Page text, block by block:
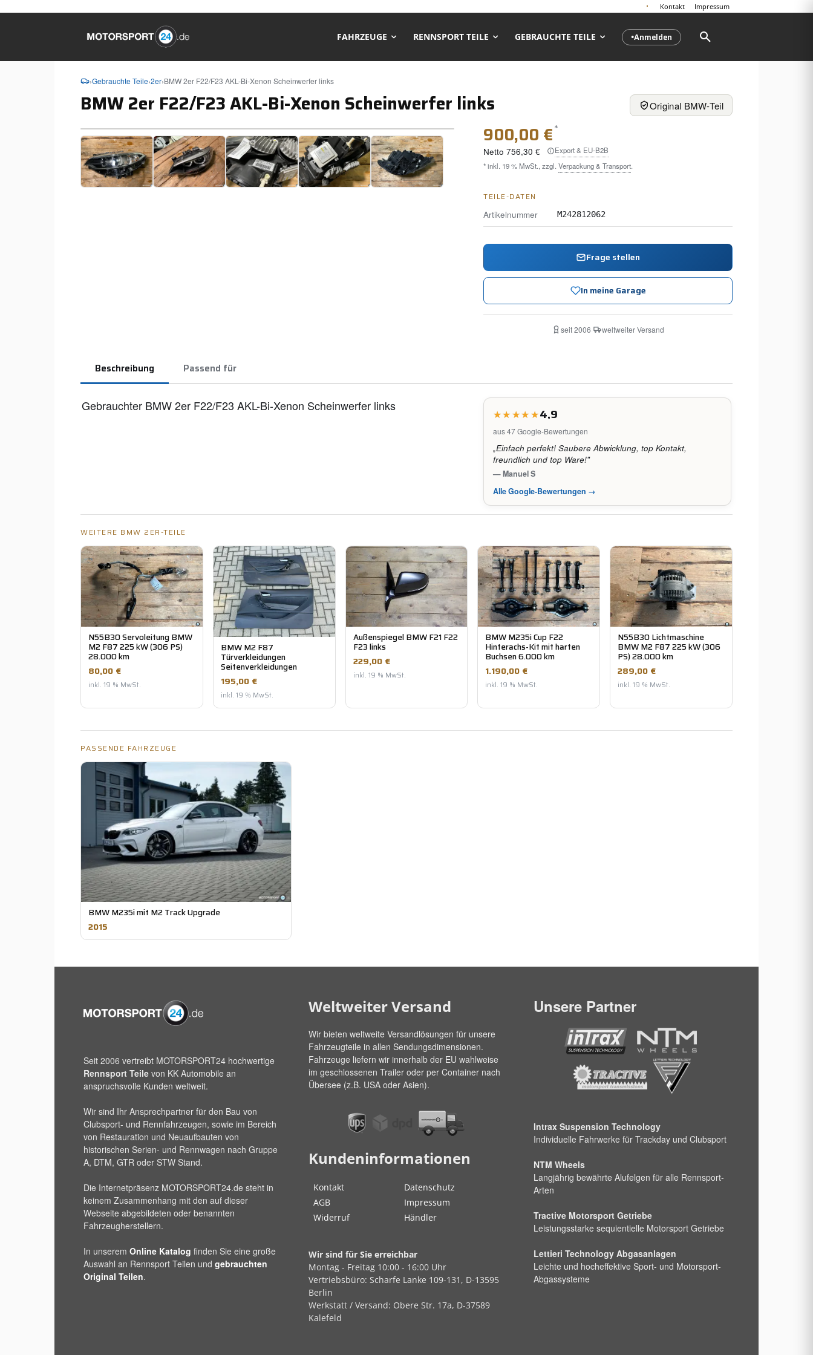
Kontakt Impressum
●Anmelden
FAHRZEUGE RENNSPORT TEILE GEBRAUCHTE TEILE
›Gebrauchte Teile›2er›BMW 2er F22/F23 AKL-Bi-Xenon Scheinwerfer links
BMW 2er F22/F23 AKL-Bi-Xenon Scheinwerfer links Original BMW-Teil
❮ ❯ 900,00 €*
Netto 756,30 €
Export & EU-B2B
* inkl. 19 % MwSt., zzgl. Verpackung & Transport.
TEILE-DATEN
Artikelnummer
M242812062
Frage stellen
In meine Garage
seit 2006· weltweiter Versand
Beschreibung Passend für
4,9
aus 47 Google-Bewertungen
„Einfach perfekt! Saubere Abwicklung, top Kontakt,
freundlich und top Ware!"
— Manuel S
Alle Google-Bewertungen →
Gebrauchter BMW 2er F22/F23 AKL-Bi-Xenon Scheinwerfer links
WEITERE BMW 2ER-TEILE
N55B30 Servoleitung BMW
M2 F87 225 kW (306 PS)
28.000 km
80,00 €
inkl. 19 % MwSt.
BMW M2 F87
Türverkleidungen
Seitenverkleidungen
195,00 €
inkl. 19 % MwSt.
Außenspiegel BMW F21 F22
F23 links
229,00 €
inkl. 19 % MwSt.
BMW M235i Cup F22
Hinterachs-Kit mit harten
Buchsen 6.000 km
1.190,00 €
inkl. 19 % MwSt.
N55B30 Lichtmaschine
BMW M2 F87 225 kW (306
PS) 28.000 km
289,00 €
inkl. 19 % MwSt.
PASSENDE FAHRZEUGE
BMW M235i mit M2 Track Upgrade
2015
Seit 2006 vertreibt MOTORSPORT24 hochwertige
Rennsport Teile von KK Automobile an
anspruchsvolle Kunden weltweit.
Wir sind Ihr Ansprechpartner für den Bau von
Clubsport- und Rennfahrzeugen, sowie im Bereich
von Restauration und Neuaufbauten von
historischen Serien- und Rennwagen nach Gruppe
A, DTM, GTR oder STW Stand.
Die Internetpräsenz MOTORSPORT24.de steht in
keinem Zusammenhang mit den auf dieser
Webseite abgebildeten oder benannten
Fahrzeugherstellern.
In unserem Online Katalog finden Sie eine große
Auswahl an Rennsport Teilen und gebrauchten
Original Teilen.
Weltweiter Versand
Wir bieten weltweite Versandlösungen für unsere
Fahrzeugteile in allen Sendungsdimensionen.
Fahrzeuge liefern wir innerhalb der EU wahlweise
im geschlossenen Trailer oder per Container nach
Übersee (z.B. USA oder Asien).
Kundeninformationen
Kontakt
Datenschutz
AGB
Impressum
Widerruf
Händler
Wir sind für Sie erreichbar
Montag - Freitag 10:00 - 16:00 Uhr
Vertriebsbüro: Scharfe Lanke 109-131, D-13595
Berlin
Werkstatt / Versand: Obere Str. 17a, D-37589
Kalefeld
Unsere Partner
Intrax Suspension Technology
Individuelle Fahrwerke für Trackday und Clubsport
NTM Wheels
Langjährig bewährte Alufelgen für alle Rennsport-
Arten
Tractive Motorsport Getriebe
Leistungsstarke sequientielle Motorsport Getriebe
Lettieri Technology Abgasanlagen
Leichte und hocheffektive Sport- und Motorsport-
Abgassysteme